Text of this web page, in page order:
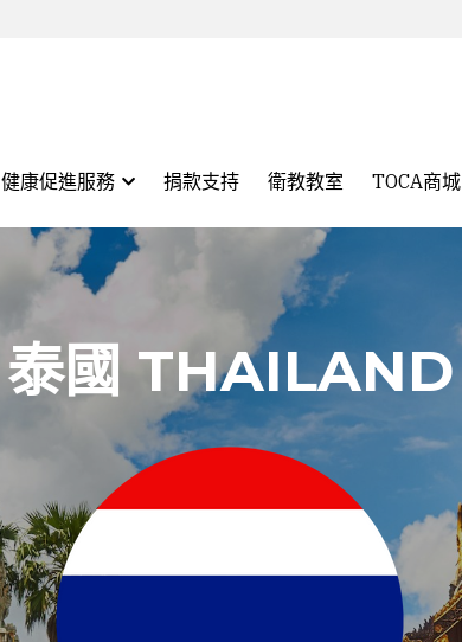
健康促進服務 捐款支持 衛教教室 TOCA商城
泰國 THAILAND